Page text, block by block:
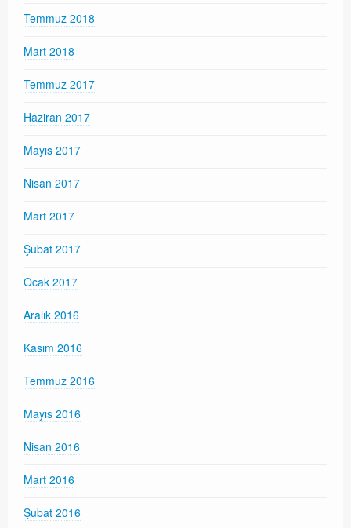
Temmuz 2018
Mart 2018
Temmuz 2017
Haziran 2017
Mayıs 2017
Nisan 2017
Mart 2017
Şubat 2017
Ocak 2017
Aralık 2016
Kasım 2016
Temmuz 2016
Mayıs 2016
Nisan 2016
Mart 2016
Şubat 2016